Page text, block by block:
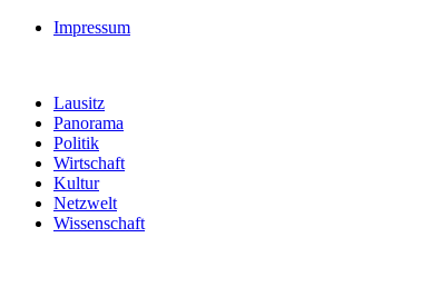
Impressum
Lausitz
Panorama
Politik
Wirtschaft
Kultur
Netzwelt
Wissenschaft